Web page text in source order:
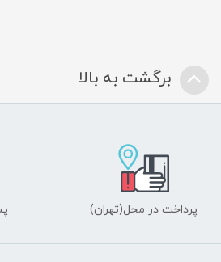
برگشت به بالا
پرداخت در محل(تهران)